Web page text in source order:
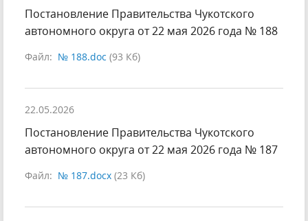
Постановление Правительства Чукотского
автономного округа от 22 мая 2026 года № 188
Файл: № 188.doc (93 Кб)
22.05.2026
Постановление Правительства Чукотского
автономного округа от 22 мая 2026 года № 187
Файл: № 187.docx (23 Кб)